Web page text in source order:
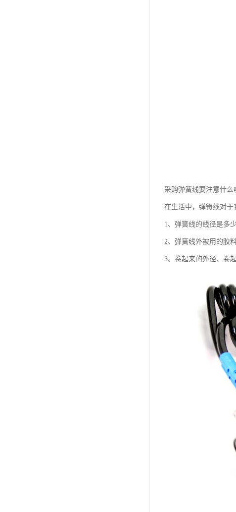
采购弹簧线要注意什么
在生活中，弹簧线对
1、弹簧线的线径是多
2、弹簧线外被用的胶
3、卷起来的外径、卷